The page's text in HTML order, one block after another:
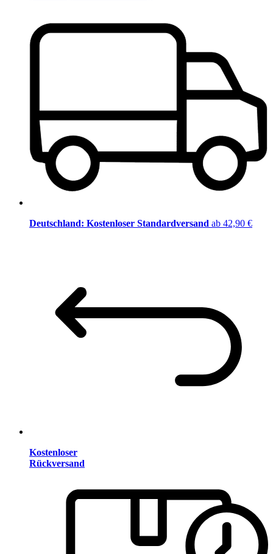
Deutschland: Kostenloser Standardversand ab 42,90 €
Kostenloser
Rückversand